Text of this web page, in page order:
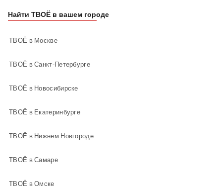
Найти ТВОЁ в вашем городе
ТВОЁ в Москве
ТВОЁ в Санкт-Петербурге
ТВОЁ в Новосибирске
ТВОЁ в Екатеринбурге
ТВОЁ в Нижнем Новгороде
ТВОЁ в Самаре
ТВОЁ в Омске